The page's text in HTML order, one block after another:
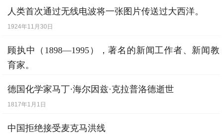
人类首次通过无线电波将一张图片传送过大西洋。
1924年11月30日
顾执中（1898—1995），著名的新闻工作者、新闻教
育家。
德国化学家马丁·海尔因兹·克拉普洛德逝世
1817年1月1日
中国拒绝接受麦克马洪线